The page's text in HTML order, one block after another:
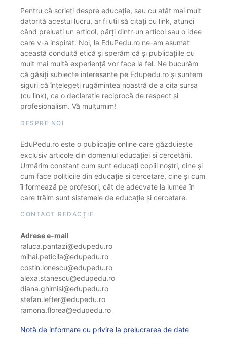
Pentru că scrieți despre educație, sau cu atât mai mult
datorită acestui lucru, ar fi util să citați cu link, atunci
când preluați un articol, părți dintr-un articol sau o idee
care v-a inspirat. Noi, la EduPedu.ro ne-am asumat
această conduită etică și sperăm că și publicațiile cu
mult mai multă experiență vor face la fel. Ne bucurăm
că găsiți subiecte interesante pe Edupedu.ro și suntem
siguri că înțelegeți rugămintea noastră de a cita sursa
(cu link), ca o declarație reciprocă de respect și
profesionalism. Vă mulțumim!
DESPRE NOI
EduPedu.ro este o publicație online care găzduiește
exclusiv articole din domeniul educației și cercetării.
Urmărim constant cum sunt educați copiii noștri, cine și
cum face politicile din educație și cercetare, cine și cum
îi formează pe profesori, cât de adecvate la lumea în
care trăim sunt sistemele de educație și cercetare.
CONTACT REDACȚIE
Adrese e-mail
raluca.pantazi@edupedu.ro
mihai.peticila@edupedu.ro
costin.ionescu@edupedu.ro
alexa.stanescu@edupedu.ro
diana.ghimisi@edupedu.ro
stefan.lefter@edupedu.ro
ramona.florea@edupedu.ro
Notă de informare cu privire la prelucrarea de date